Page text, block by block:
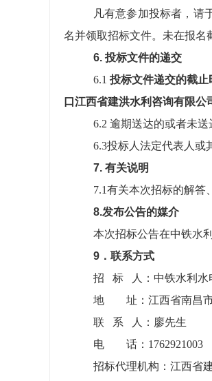
凡有意参加投标者，请
名并领取招标文件。未在报名
6. 投标文件的递交
6.1 投标文件递交的截止
口江西省建洪水利咨询有限公
6.2 逾期送达的或者未
6.3投标人法定代表人或
7. 有关说明
7.1有关本次招标的解答
8.发布公告的媒介
本次招标公告在中铁水
9．联系方式
招 标 人：中铁水利水
地 址： 江西省南昌
联
系 人：廖先生
电
话：1762921003
招标代理机构：江西省